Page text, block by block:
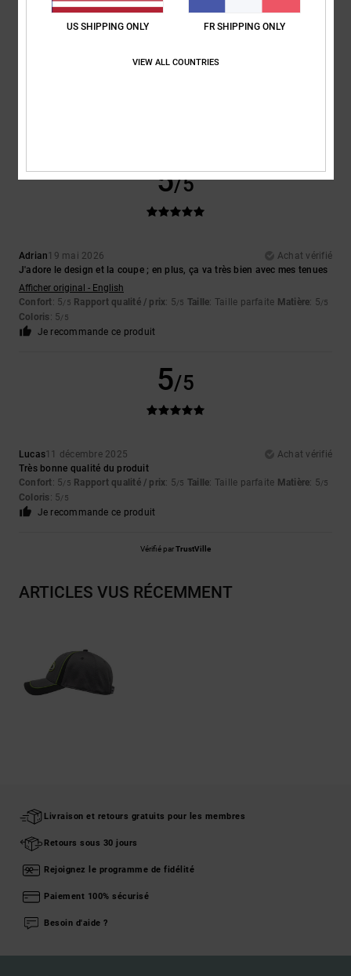
5.0
5/5
Adrian19 mai 2026
Achat vérifié
J'adore le design et la coupe ; en plus, ça va très bien avec mes tenues
Afficher original - English
Confort: 5/5 Rapport qualité / prix: 5/5 Taille: Taille parfaite Matière: 5/5
Coloris: 5/5
Je recommande ce produit
5/5
Lucas11 décembre 2025
Achat vérifié
Très bonne qualité du produit
Confort: 5/5 Rapport qualité / prix: 5/5 Taille: Taille parfaite Matière: 5/5
Coloris: 5/5
Je recommande ce produit
Vérifié parTrustVille
ARTICLES VUS RÉCEMMENT
Livraison et retours gratuits pour les membres
Retours sous 30 jours
Rejoignez le programme de fidélité
Paiement 100% sécurisé
Besoin d'aide ?
US SHIPPING ONLY FR SHIPPING ONLY
VIEW ALL COUNTRIES